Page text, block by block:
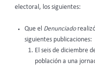
electoral, los siguientes:
Que el Denunciado
siguientes publicaciones:
El seis de diciembre
población a una